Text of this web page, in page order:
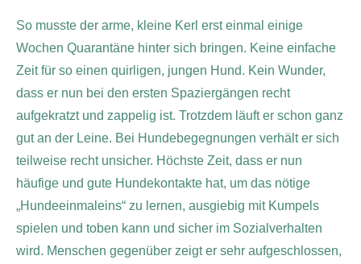
So musste der arme, kleine Kerl erst einmal einige
Wochen Quarantäne hinter sich bringen. Keine einfache
Zeit für so einen quirligen, jungen Hund. Kein Wunder,
dass er nun bei den ersten Spaziergängen recht
aufgekratzt und zappelig ist. Trotzdem läuft er schon ganz
gut an der Leine. Bei Hundebegegnungen verhält er sich
teilweise recht unsicher. Höchste Zeit, dass er nun
häufige und gute Hundekontakte hat, um das nötige
„Hundeeinmaleins“ zu lernen, ausgiebig mit Kumpels
spielen und toben kann und sicher im Sozialverhalten
wird. Menschen gegenüber zeigt er sehr aufgeschlossen,